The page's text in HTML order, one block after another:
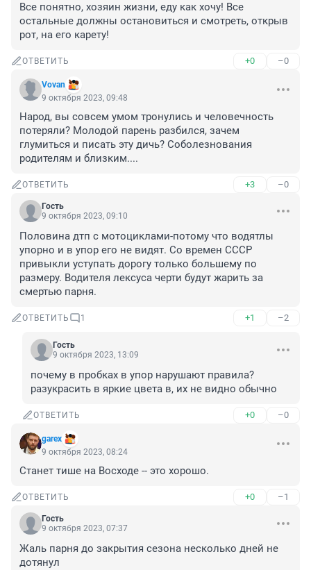
Все понятно, хозяин жизни, еду как хочу! Все
остальные должны остановиться и смотреть, открыв
рот, на его карету!
ОТВЕТИТЬ +0 –0
Vovan
9 октября 2023, 09:48
Народ, вы совсем умом тронулись и человечность
потеряли? Молодой парень разбился, зачем
глумиться и писать эту дичь? Соболезнования
родителям и близким....
ОТВЕТИТЬ +3 –0
Гость
9 октября 2023, 09:10
Половина дтп с мотоциклами-потому что водятлы
упорно и в упор его не видят. Со времен СССР
привыкли уступать дорогу только большему по
размеру. Водителя лексуса черти будут жарить за
смертью парня.
ОТВЕТИТЬ 1 +1 –2
Гость
9 октября 2023, 13:09
почему в пробках в упор нарушают правила?
разукрасить в яркие цвета в, их не видно обычно
ОТВЕТИТЬ +0 –0
garex
9 октября 2023, 08:24
Станет тише на Восходе -- это хорошо.
ОТВЕТИТЬ +0 –1
Гость
9 октября 2023, 07:37
Жаль парня до закрытия сезона несколько дней не
дотянул